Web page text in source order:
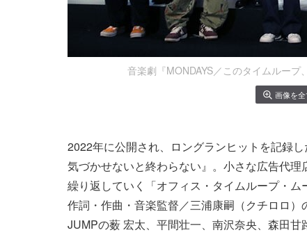
音楽劇『MONDAYS／このタイムルー
画像を全
2022年に公開され、ロングランヒットを記録
気づかせないと終わらない』。小さな広告代
繰り返していく「オフィス・タイムループ・ム
作詞・作曲・音楽監督／三浦康嗣（クチロロ
JUMPの薮 宏太、平間壮一、南沢奈央、森田